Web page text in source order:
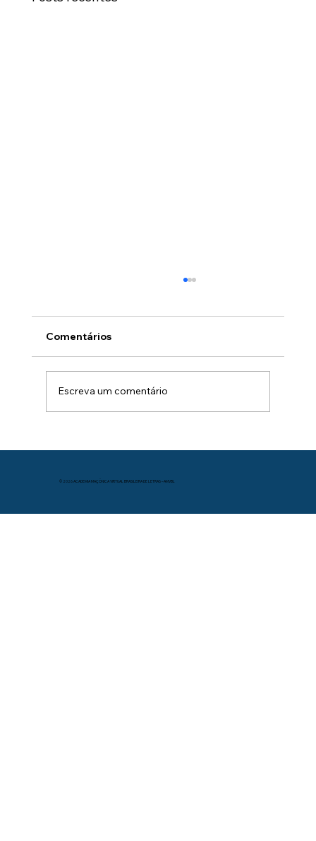
Comentários
Escreva um comentário
© 2026 ACADEMIA MAÇÔNICA VIRTUAL BRASILEIRA DE LETRAS – AMVBL